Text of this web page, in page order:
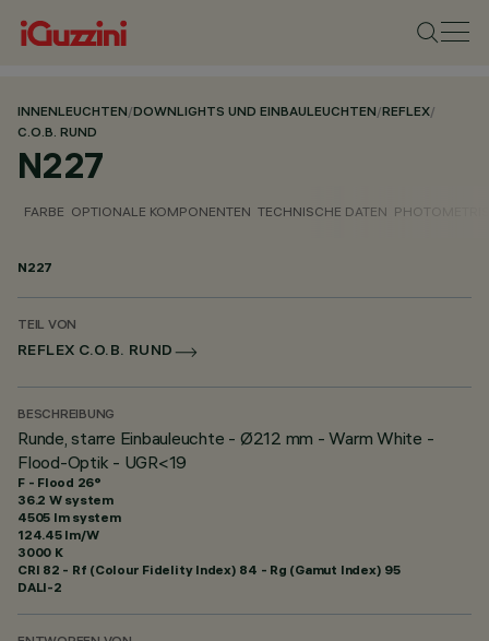
INNENLEUCHTEN/DOWNLIGHTS UND EINBAULEUCHTEN/REFLEX/
C.O.B. RUND
N227
FARBE OPTIONALE KOMPONENTEN TECHNISCHE DATEN
N227
TEIL VON
REFLEX C.O.B. RUND
BESCHREIBUNG
Runde, starre Einbauleuchte - Ø212 mm - Warm White -
Flood-Optik - UGR<19
F - Flood 26°
36.2 W system
4505 lm system
124.45 lm/W
3000 K
CRI 82 - Rf (Colour Fidelity Index) 84 - Rg (Gamut Index) 95
DALI-2